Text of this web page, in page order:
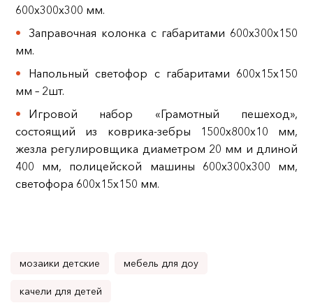
600х300х300 мм.
Заправочная колонка с габаритами 600х300х150
мм.
Напольный светофор с габаритами 600х15х150
мм – 2шт.
Игровой набор «Грамотный пешеход»,
состоящий из коврика-зебры 1500х800х10 мм,
жезла регулировщика диаметром 20 мм и длиной
400 мм, полицейской машины 600х300х300 мм,
светофора 600х15х150 мм.
мозаики детские мебель для доу
качели для детей